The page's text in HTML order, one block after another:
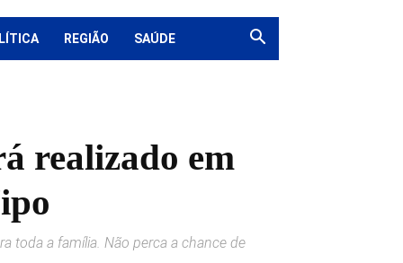
REGIÃO SAÚDE
realizado em
toda a família. Não perca a chance de